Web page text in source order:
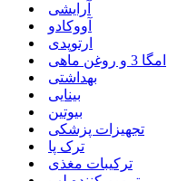
آرایشی
آووکادو
ارتوپدی
امگا 3 و روغن ماهی
بهداشتی
بینایی
بیوتین
تجهیزات پزشکی
ترک پا
ترکیبات مغذی